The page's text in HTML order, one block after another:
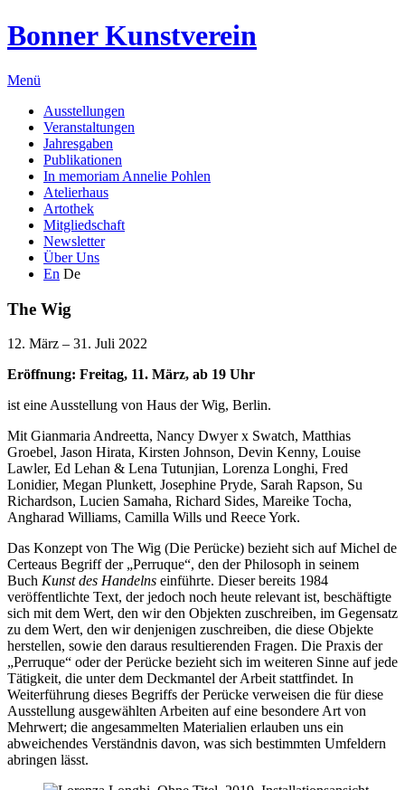
Bonner Kunstverein
Menü
Ausstellungen
Veranstaltungen
Jahresgaben
Publikationen
In memoriam Annelie Pohlen
Atelierhaus
Artothek
Mitgliedschaft
Newsletter
Über Uns
En De
The Wig
12. März – 31. Juli 2022
Eröffnung: Freitag, 11. März, ab 19 Uhr
ist eine Ausstellung von Haus der Wig, Berlin.
Mit Gianmaria Andreetta, Nancy Dwyer x Swatch, Matthias
Groebel, Jason Hirata, Kirsten Johnson, Devin Kenny, Louise
Lawler, Ed Lehan & Lena Tutunjian, Lorenza Longhi, Fred
Lonidier, Megan Plunkett, Josephine Pryde, Sarah Rapson, Su
Richardson, Lucien Samaha, Richard Sides, Mareike Tocha,
Angharad Williams, Camilla Wills und Reece York.
Das Konzept von The Wig (Die Perücke) bezieht sich auf Michel de
Certeaus Begriff der „Perruque“, den der Philosoph in seinem
Buch Kunst des Handelns einführte. Dieser bereits 1984
veröffentlichte Text, der jedoch noch heute relevant ist, beschäftigte
sich mit dem Wert, den wir den Objekten zuschreiben, im Gegensatz
zu dem Wert, den wir denjenigen zuschreiben, die diese Objekte
herstellen, sowie den daraus resultierenden Fragen. Die Praxis der
„Perruque“ oder der Perücke bezieht sich im weiteren Sinne auf jede
Tätigkeit, die unter dem Deckmantel der Arbeit stattfindet. In
Weiterführung dieses Begriffs der Perücke verweisen die für diese
Ausstellung ausgewählten Arbeiten auf eine besondere Art von
Mehrwert; die angesammelten Materialien erlauben uns ein
abweichendes Verständnis davon, was sich bestimmten Umfeldern
abringen lässt.